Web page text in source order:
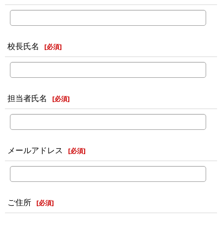
校長氏名 [必須]
担当者氏名 [必須]
メールアドレス [必須]
ご住所 [必須]